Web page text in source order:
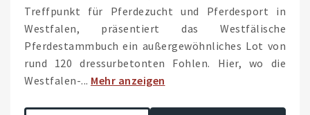
Treffpunkt für Pferdezucht und Pferdesport in
Westfalen, präsentiert das Westfälische
Pferdestammbuch ein außergewöhnliches Lot von
rund 120 dressurbetonten Fohlen. Hier, wo die
Westfalen-... Mehr anzeigen